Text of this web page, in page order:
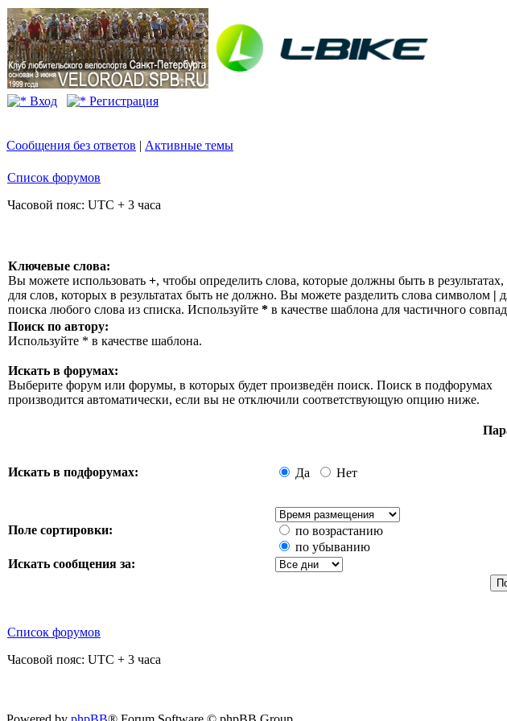
Вход Регистрация
Сообщения без ответов | Активные темы
Список форумов
Часовой пояс: UTC + 3 часа
Ключевые слова:
Вы можете использовать +, чтобы определить слова, которые должны быть в результатах,
для слов, которых в результатах быть не должно. Вы можете разделить слова символом |
поиска любого слова из списка. Используйте * в качестве шаблона для частичного
Поиск по автору:
Используйте * в качестве шаблона.
Искать в форумах:
Выберите форум или форумы, в которых будет произведён поиск. Поиск в подфорумах
производится автоматически, если вы не отключили соответствующую опцию ниже.
Искать в подфорумах: Да Нет
Поле сортировки:
по возрастанию
по убыванию
Искать сообщения за:
Список форумов
Часовой пояс: UTC + 3 часа